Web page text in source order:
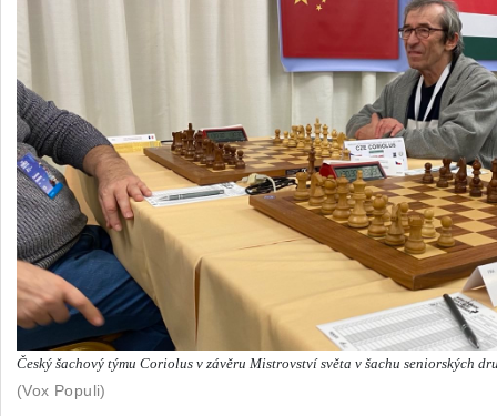
Český šachový týmu Coriolus v závěru Mistrovství světa v šachu seniorských
(Vox Populi)